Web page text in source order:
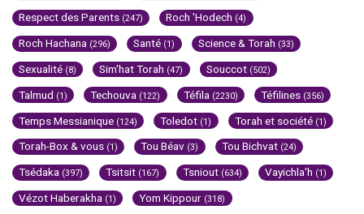
Respect des Parents (247) Roch 'Hodech (4)
Roch Hachana (296) Santé (1) Science & Torah (33)
Sexualité (8) Sim'hat Torah (47) Souccot (502)
Talmud (1) Techouva (122) Téfila (2230) Téfilines (356)
Temps Messianique (124) Toledot (1) Torah et société (1)
Torah-Box & vous (1) Tou Béav (3) Tou Bichvat (24)
Tsédaka (397) Tsitsit (167) Tsniout (634) Vayichla'h (1)
Vézot Haberakha (1) Yom Kippour (318)